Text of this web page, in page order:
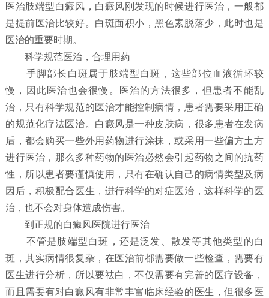
医治肢端型白癜风，白癜风刚发现的时候进行医治，一般都
是提前医治比较好。白斑面积小，黑色素脱落少，此时也是
医治的重要时期。
科学规范医治，合理用药
手脚部长白斑属于肢端型白斑，这些部位血液循环较
慢，因此医治也会很慢。医治的方法很多，但患者不能乱
治，只有科学规范的医治才能控制病情，患者需要采用正确
的规范化疗法医治。白癜风是一种皮肤病，很多患者在发病
后，都会购买一些外用药物进行涂抹，或采用一些偏方土方
进行医治，那么多种药物的医治必然会引起药物之间的抗药
性，所以患者要谨慎使用，只有在确认自己的病情类型及病
因后，积极配合医生，进行科学的对症医治，这样科学的医
治，也不会对身体造成伤害。
到正规的白癜风医院进行医治
不管是肢端型白斑，还是泛发、散发等其他类型的白
斑，其实病情很复杂，在医治前都需要做一些检查，需要有
医生进行分析，所以要祛白，不仅需要有完善的医疗设备，
而且需要有对白癜风有非常丰富临床经验的医生，但很多医